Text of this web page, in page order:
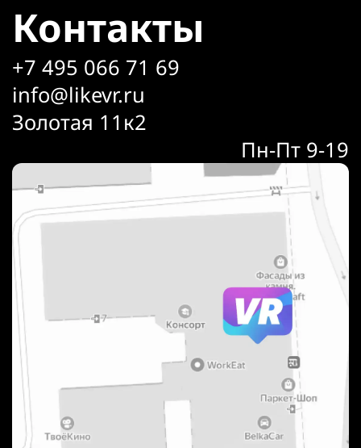
Контакты
+7 495 066 71 69
info@likevr.ru
Золотая 11к2
Пн-Пт 9-19